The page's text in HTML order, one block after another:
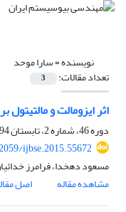
نویسنده =سارا موحد
تعداد مقالات: 3
اثر ایزومالت و
دوره 46، شماره 2، تابستان 1394، صفحه
ijbse.2015.55672
مسعود دهخدا، فرامرز
مشاهده مقاله
اصل